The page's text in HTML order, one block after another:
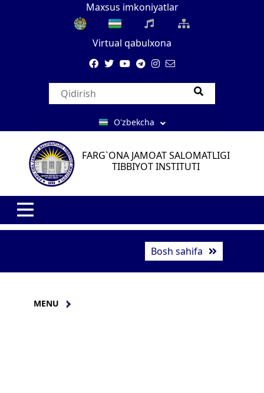
Maxsus imkoniyatlar
Virtual qabulxona
O'zbekcha
FARG`ONA JAMOAT SALOMATLIGI
TIBBIYOT INSTITUTI
Bosh sahifa
MENU